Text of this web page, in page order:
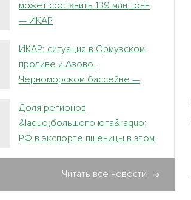
может составить 139 млн тонн
— ИКАР
ИКАР: ситуация в Ормузском
проливе и Азово-
Черноморском бассейне —
неопредленности на зерновом
рынке
Доля регионов
&laquo;большого юга&raquo;
РФ в экспорте пшеницы в этом
Читать все новости